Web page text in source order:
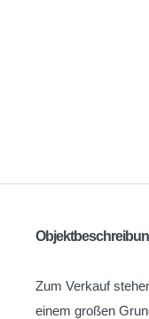
Zum Verkauf
einem großen